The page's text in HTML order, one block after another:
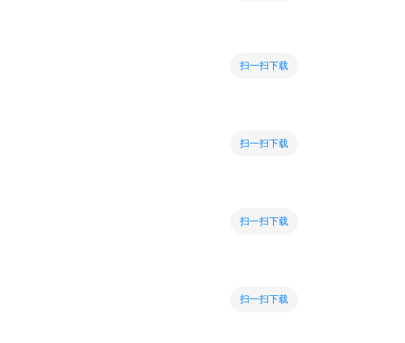
扫一扫下载
扫一扫下载
扫一扫下载
扫一扫下载